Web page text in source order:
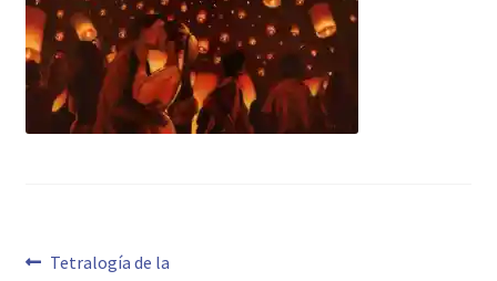
Navegación
Anterior:
Tetralogía de la